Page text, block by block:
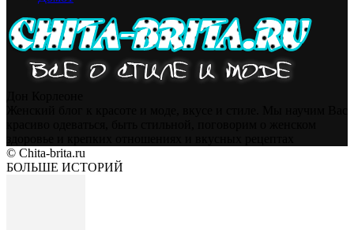
© Chita-brita.ru
БОЛЬШЕ ИСТОРИЙ